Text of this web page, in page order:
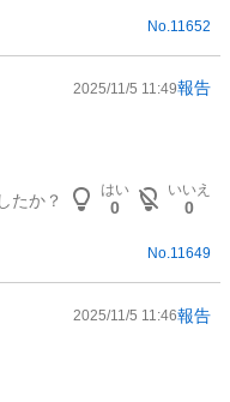
No. 11652
2025/11/5 11:49報告
たか？
はい
0
いいえ
0
No.11649
2025/11/5 11:46報告